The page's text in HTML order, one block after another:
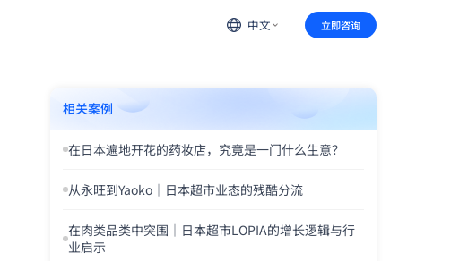
中文 立即咨询
相关案例
在日本遍地开花的药妆店，究竟是一门什么生意？
从永旺到Yaoko｜日本超市业态的残酷分流
在肉类品类中突围｜日本超市LOPIA的增长逻辑与行
业启示